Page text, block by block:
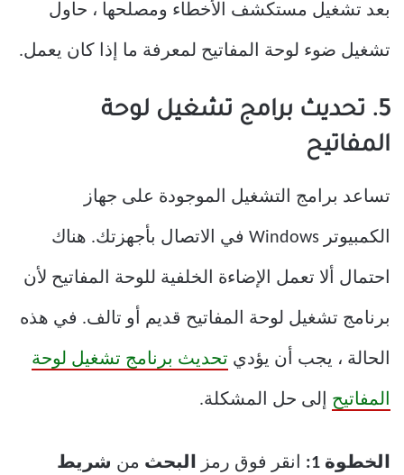
بعد تشغيل مستكشف الأخطاء ومصلحها ، حاول
تشغيل ضوء لوحة المفاتيح لمعرفة ما إذا كان يعمل.
5. تحديث برامج تشغيل لوحة
المفاتيح
تساعد برامج التشغيل الموجودة على جهاز
الكمبيوتر Windows في الاتصال بأجهزتك. هناك
احتمال ألا تعمل الإضاءة الخلفية للوحة المفاتيح لأن
برنامج تشغيل لوحة المفاتيح قديم أو تالف. في هذه
الحالة ، يجب أن يؤدي تحديث برنامج تشغيل لوحة
المفاتيح إلى حل المشكلة.
الخطوة 1: انقر فوق رمز البحث من شريط